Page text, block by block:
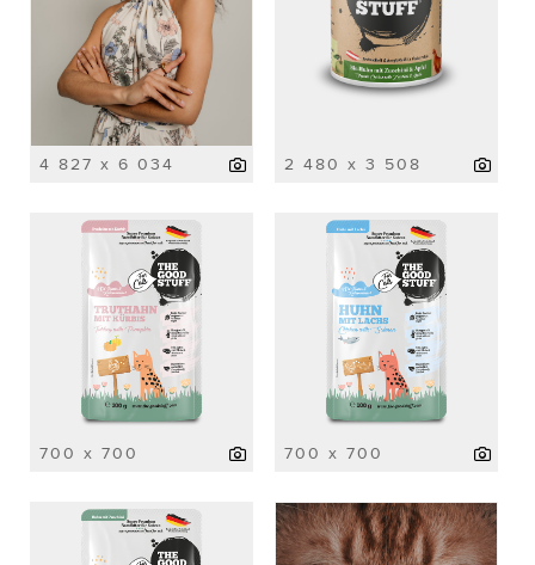
4 827 x 6 034 2 480 x 3 508
700 x 700 700 x 700